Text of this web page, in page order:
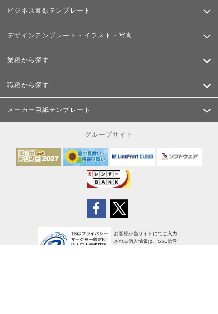
ビジネス書類テンプレート
デザインテンプレート・イラスト・写真
業種から探す
職種から探す
メーカー用紙テンプレート
グループサイト
お客様が当サイトにてご入力
される個人情報は、SSL信号